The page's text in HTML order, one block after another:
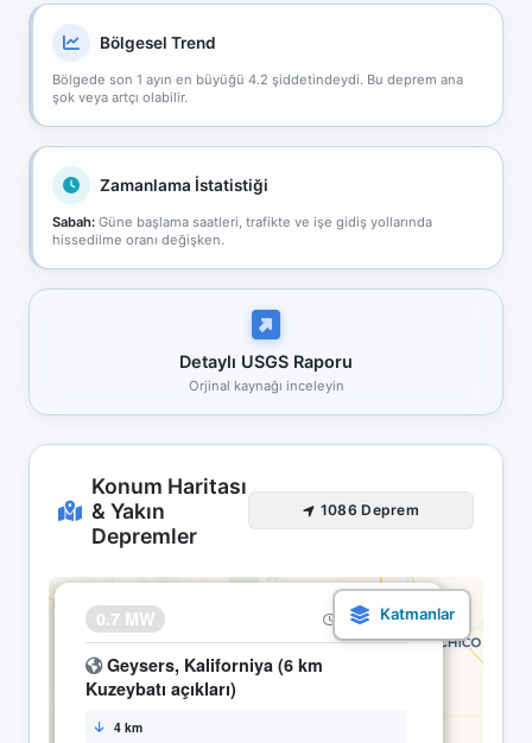
Bölgesel Trend
Bölgede son 1 ayın en büyüğü 4.2 şiddetindeydi. Bu deprem ana
şok veya artçı olabilir.
Zamanlama İstatistiği
Sabah: Güne başlama saatleri, trafikte ve işe gidiş yollarında
hissedilme oranı değişken.
Detaylı USGS Raporu
Orjinal kaynağı inceleyin
Konum Haritası
& Yakın
Depremler
1086 Deprem
0.7 MW 12.05 06:34
Geysers, Kaliforniya (6 km
Kuzeybatı açıkları)
4 km
×